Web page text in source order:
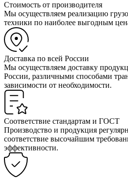
Стоимость от производителя
Мы осуществляем реализацию
техники по наиболее выгодным
Доставка по всей России
Мы осуществляем доставку
России, различными способами
зависимости от необходимости.
Соответствие стандартам и ГОСТ
Производство и продукция
соответствие высочайшим
эффективности.